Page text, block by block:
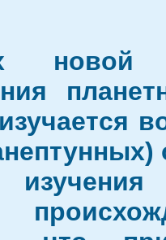
новой